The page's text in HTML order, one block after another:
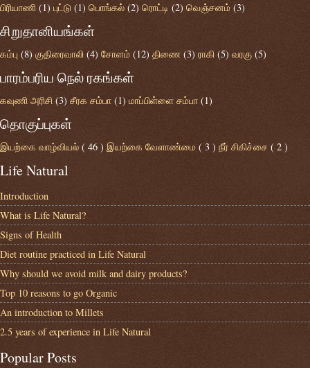
பிரியாணி (1) புட்டு (1) பொங்கல் (2) ரொட்டி (2) வெஞ்சனம் (3)
சிறுதானியங்கள்
கம்பு (8) குதிரைவாலி (4) சோளம் (12) திணை (3) ராகி (5) வரகு (5)
பாரம்பரிய நெல் ரகங்கள்
கவுணி அரிசி (3) சீரக சம்பா (1) மாப்பிள்ளை சம்பா (1)
தொகுப்புகள்
இயற்கை வாழ்வியல் ( 46 ) இயற்கை வேளாண்மை ( 3 ) நீர் சிகிச்சை ( 2 )
Life Natural
Introduction
What is Life Natural?
Signs of Health
Diet routine practiced in Life Natural
Why should we avoid milk and dairy products?
Top 10 reasons to go Organic
An introduction to Millets
2.5 years of experience in Life Natural
Popular Posts